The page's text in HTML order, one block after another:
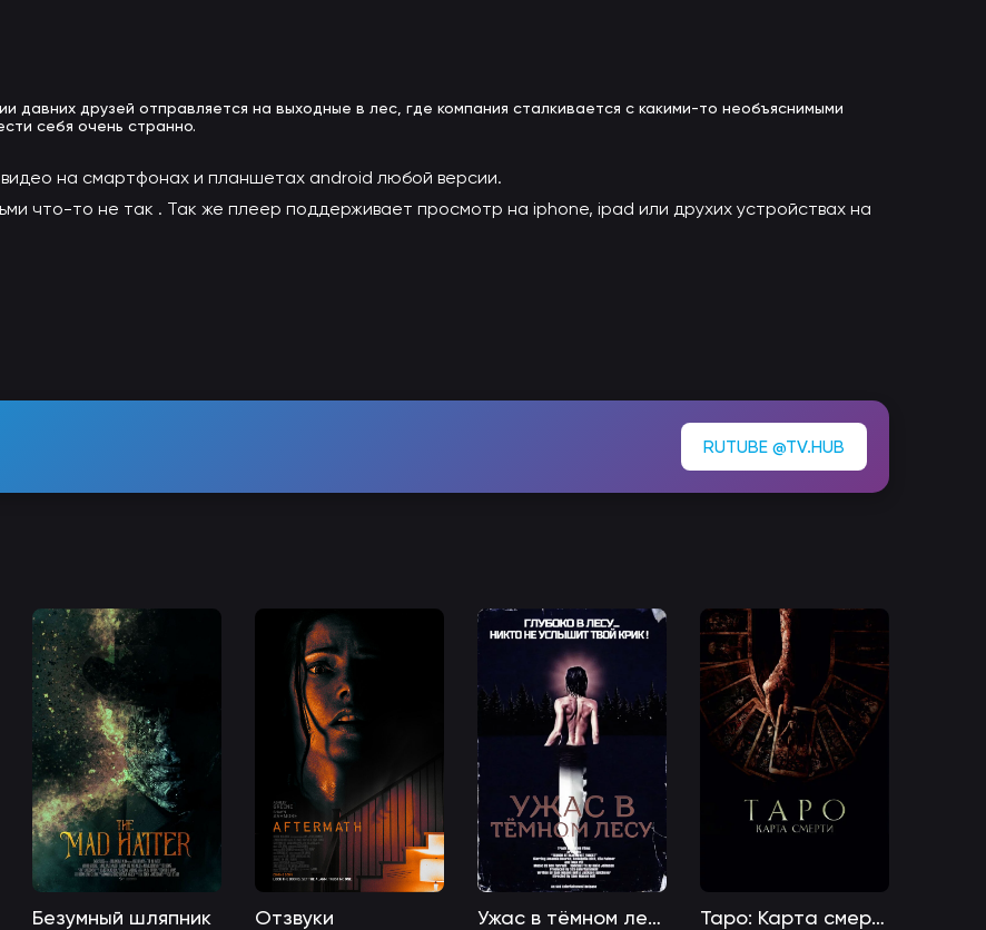
давних друзей отправляется на выходные в лес, где компания сталкивается с какими-то необъяснимыми
себя очень странно.
на смартфонах и планшетах android любой версии.
что-то не так . Так же плеер поддерживает просмотр на iphone, ipad или друхих устройствах на
RUTUBE @TV.HUB
Безумный шляпник Отзвуки Ужас в тёмном лесу Таро: Карта смерти